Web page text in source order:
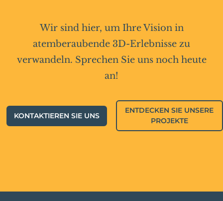
Wir sind hier, um Ihre Vision in
atemberaubende 3D-Erlebnisse zu
verwandeln. Sprechen Sie uns noch heute
an!
KONTAKTIEREN SIE UNS
ENTDECKEN SIE UNSERE
PROJEKTE